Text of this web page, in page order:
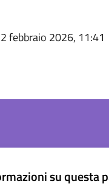
febbraio 2026, 11:41
su questa